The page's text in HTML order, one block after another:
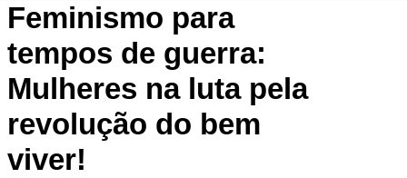
Feminismo para
tempos de guerra:
Mulheres na luta pela
revolução do bem
viver!